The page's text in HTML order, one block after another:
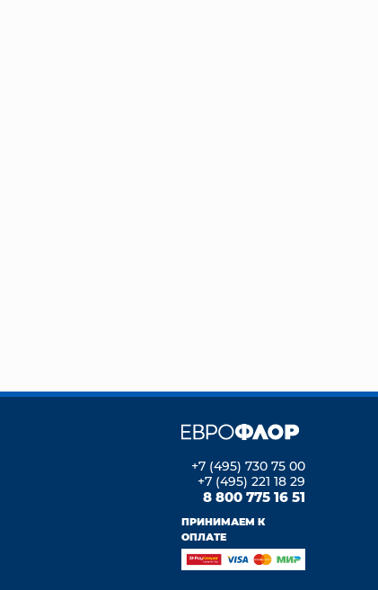
+7 (495) 730 75 00
+7 (495) 221 18 29
8 800 775 16 51
ПРИНИМАЕМ К
ОПЛАТЕ